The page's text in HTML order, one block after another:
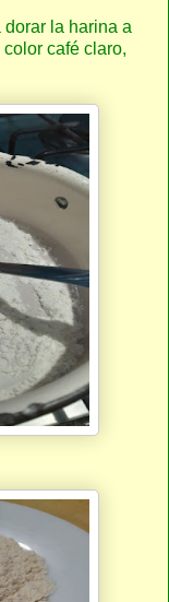
la harina a
café claro,